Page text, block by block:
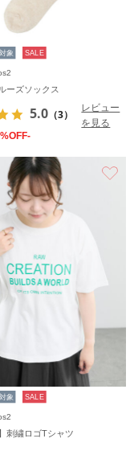
象 SALE
ーズソックス
5.0 （3）
レビュー
を見る
象 SALE
刺繍ロゴTシャツ